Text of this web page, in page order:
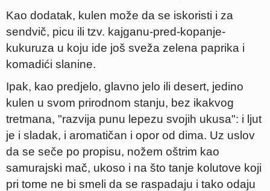
Kao dodatak, kulen može da se iskoristi i za
sendvič, picu ili tzv. kajganu-pred-kopanje-
kukuruza u koju ide još sveža zelena paprika i
komadići slanine.
Ipak, kao predjelo, glavno jelo ili desert, jedino
kulen u svom prirodnom stanju, bez ikakvog
tretmana, "razvija punu lepezu svojih ukusa": i ljut
je i sladak, i aromatičan i opor od dima. Uz uslov
da se seče po propisu, nožem oštrim kao
samurajski mač, ukoso i na što tanje kolutove koji
pri tome ne bi smeli da se raspadaju i tako odaju